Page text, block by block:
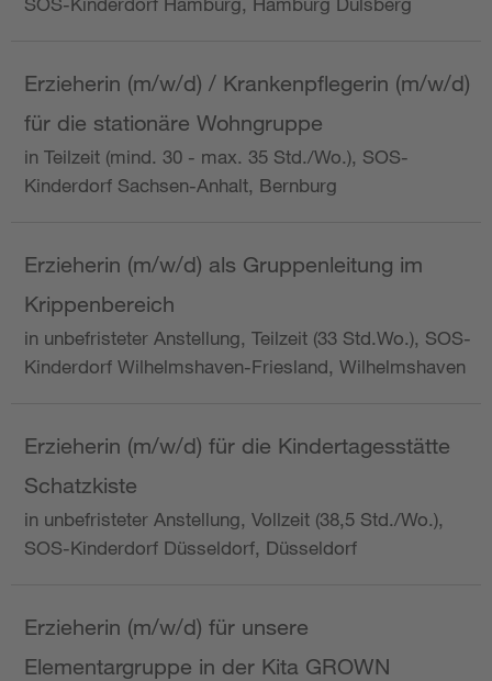
Erzieherin (m/w/d) / Krankenpflegerin (m/w/d)
für die stationäre Wohngruppe
in Teilzeit (mind. 30 - max. 35 Std./Wo.), SOS-
Kinderdorf Sachsen-Anhalt, Bernburg
Erzieherin (m/w/d) als Gruppenleitung im
Krippenbereich
in unbefristeter Anstellung, Teilzeit (33 Std.Wo.), SOS-
Kinderdorf Wilhelmshaven-Friesland, Wilhelmshaven
Erzieherin (m/w/d) für die Kindertagesstätte
Schatzkiste
in unbefristeter Anstellung, Vollzeit (38,5 Std./Wo.),
SOS-Kinderdorf Düsseldorf, Düsseldorf
Erzieherin (m/w/d) für unsere
Elementargruppe in der Kita GROWN